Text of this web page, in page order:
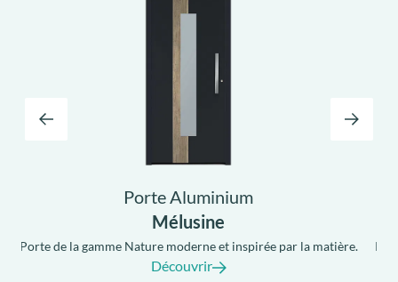
Porte Aluminium
Mélusine
Porte de la gamme Nature moderne et inspirée par la matière.
Découvrir